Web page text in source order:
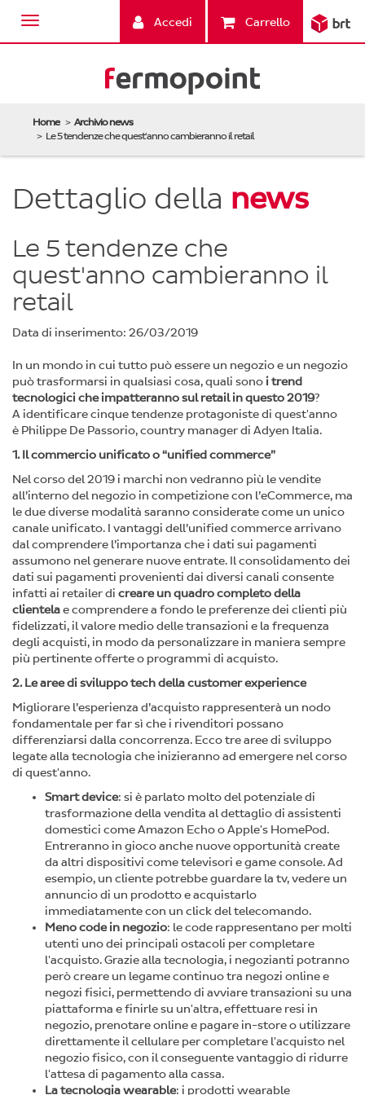
Accedi Carrello
Home
Archivio news
Le 5 tendenze che quest'anno cambieranno il retail
Dettaglio della news
Le 5 tendenze che
quest'anno cambieranno il
retail
Data di inserimento: 26/03/2019
In un mondo in cui tutto può essere un negozio e un negozio
può trasformarsi in qualsiasi cosa, quali sono i trend
tecnologici che impatteranno sul retail in questo 2019?
A identificare cinque tendenze protagoniste di quest'anno
è Philippe De Passorio, country manager di Adyen Italia.
1. Il commercio unificato o “unified commerce”
Nel corso del 2019 i marchi non vedranno più le vendite
all’interno del negozio in competizione con l’eCommerce, ma
le due diverse modalità saranno considerate come un unico
canale unificato. I vantaggi dell’unified commerce arrivano
dal comprendere l’importanza che i dati sui pagamenti
assumono nel generare nuove entrate. Il consolidamento dei
dati sui pagamenti provenienti dai diversi canali consente
infatti ai retailer di creare un quadro completo della
clientelae comprendere a fondo le preferenze dei clienti più
fidelizzati, il valore medio delle transazioni e la frequenza
degli acquisti, in modo da personalizzare in maniera sempre
più pertinente offerte o programmi di acquisto.
2. Le aree di sviluppo tech della customer experience
Migliorare l’esperienza d’acquisto rappresenterà un nodo
fondamentale per far sì che i rivenditori possano
differenziarsi dalla concorrenza. Ecco tre aree di sviluppo
legate alla tecnologia che inizieranno ad emergere nel corso
di quest'anno.
Smart device: si è parlato molto del potenziale di
trasformazione della vendita al dettaglio di assistenti
domestici come Amazon Echo o Apple's HomePod.
Entreranno in gioco anche nuove opportunità create
da altri dispositivi come televisori e game console. Ad
esempio, un cliente potrebbe guardare la tv, vedere un
annuncio di un prodotto e acquistarlo
immediatamente con un click del telecomando.
Meno code in negozio: le code rappresentano per molti
utenti uno dei principali ostacoli per completare
l'acquisto. Grazie alla tecnologia, i negozianti potranno
però creare un legame continuo tra negozi online e
negozi fisici, permettendo di avviare transazioni su una
piattaforma e finirle su un'altra, effettuare resi in
negozio, prenotare online e pagare in-store o utilizzare
direttamente il cellulare per completare l'acquisto nel
negozio fisico, con il conseguente vantaggio di ridurre
l'attesa di pagamento alla cassa.
La tecnologia wearable: i prodotti wearable